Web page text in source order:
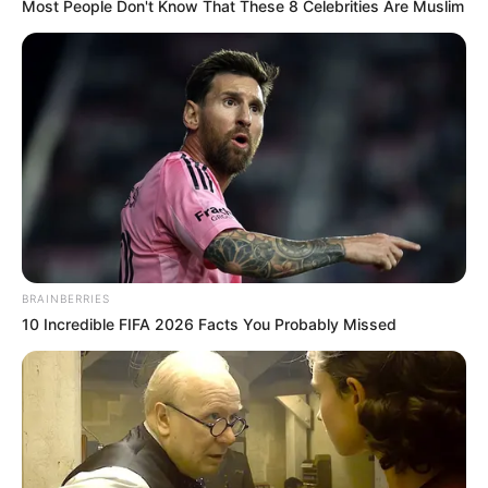
yang berada dibawah nauangan SM Entertainment. Mereka
menyebut unik ini sebagai Girl On Top Proyek.
Dalam grup ini akan terdiri dari BoA, Taeyeon dan Hyoyeon dari
Girls’ Generation, Seulgi dan Wendy dari Red Velvet, serta Karina
dan Winter dari aespa.
Uniknya, grup ini tidak memiliki member tetap. Pada setiap
comeback akan berubah lineup.
Most People Don't Know That These 8 Celebrities Are Muslim
BRAINBERRIES
10 Incredible FIFA 2026 Facts You Probably Missed